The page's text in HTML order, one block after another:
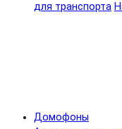
для транспорта
Домофоны